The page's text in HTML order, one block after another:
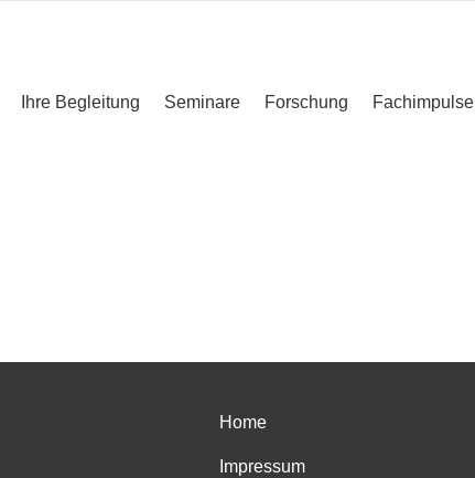
Ihre Begleitung Seminare Forschung Fachimpulse
Home
Impressum